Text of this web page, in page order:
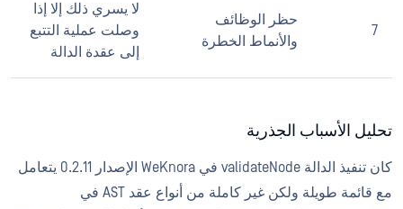
7
حظر الوظائف
والأنماط الخطرة
لا يسري ذلك إلا إذا
وصلت عملية التتبع
إلى عقدة الدالة
تحليل الأسباب الجذرية
كان تنفيذ الدالة validateNode في WeKnora الإصدار 0.2.11 يتعامل
مع قائمة طويلة ولكن غير كاملة من أنواع عقد AST في